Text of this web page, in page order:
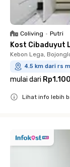
Coliving • Putri
Kost Cibaduyut
Kebon Lega,
4.5 km dari rs
mulai dari
Lihat info lebih